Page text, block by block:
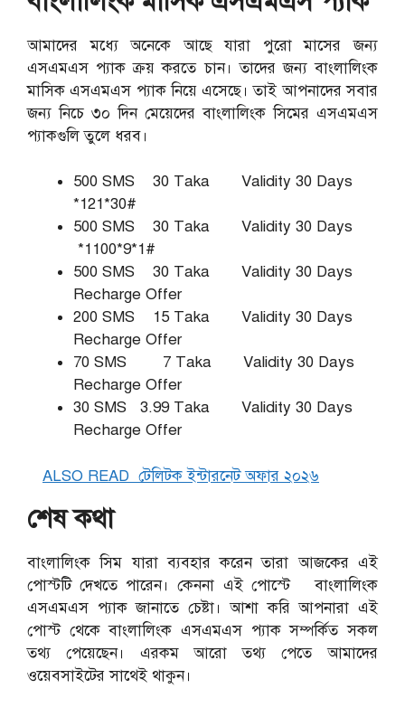
আমাদের মধ্যে অনেকে আছে যারা পুরো মাসের জন্য
এসএমএস প্যাক ক্রয় করতে চান। তাদের জন্য বাংলালিংক
মাসিক এসএমএস প্যাক নিয়ে এসেছে। তাই আপনাদের সবার
জন্য নিচে ৩০ দিন মেয়েদের বাংলালিংক সিমের এসএমএস
প্যাকগুলি তুলে ধরব।
500 SMS 30 Taka Validity 30 Days
*121*30#
500 SMS 30 Taka Validity 30 Days
*1100*9*1#
500 SMS 30 Taka Validity 30 Days
Recharge Offer
200 SMS 15 Taka Validity 30 Days
Recharge Offer
70 SMS 7 Taka Validity 30 Days
Recharge Offer
30 SMS 3.99 Taka Validity 30 Days
Recharge Offer
ALSO READ টেলিটক ইন্টারনেট অফার ২০২৬
শেষ কথা
বাংলালিংক সিম যারা ব্যবহার করেন তারা আজকের এই
পোস্টটি দেখতে পারেন। কেননা এই পোস্টে বাংলালিংক
এসএমএস প্যাক জানাতে চেষ্টা। আশা করি আপনারা এই
পোস্ট থেকে বাংলালিংক এসএমএস প্যাক সম্পর্কিত সকল
তথ্য পেয়েছেন। এরকম আরো তথ্য পেতে আমাদের
ওয়েবসাইটের সাথেই থাকুন।